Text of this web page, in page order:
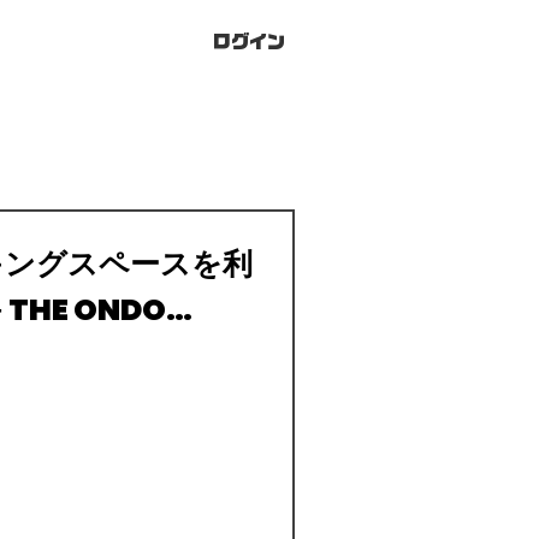
ログイン
グスペースを利
ONDO